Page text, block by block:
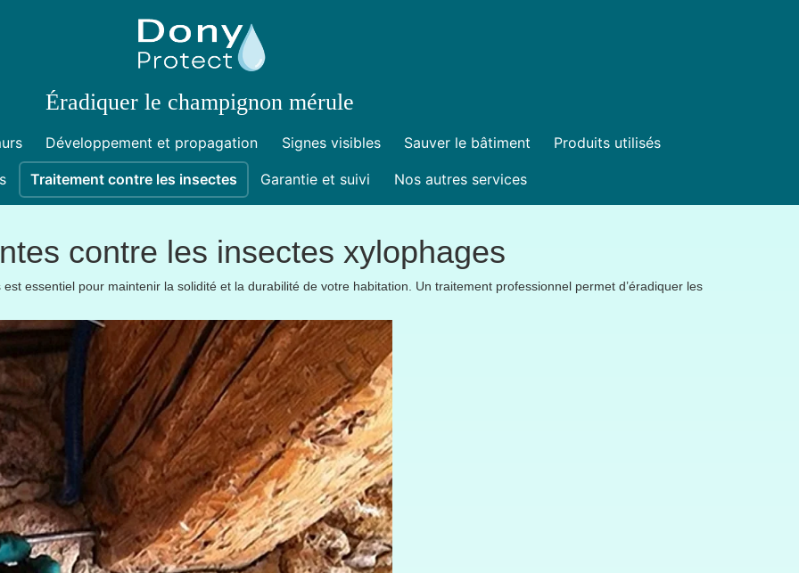
Éradiquer le champignon mérule
Développement et propagation Signes visibles Sauver le bâtiment Produits utilisés
Traitement contre les insectes Garantie et suivi Nos autres services
contre les insectes xylophages
essentiel pour maintenir la solidité et la durabilité de votre habitation. Un traitement professionnel permet d’éradiquer les